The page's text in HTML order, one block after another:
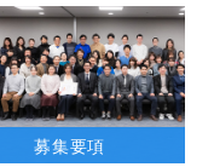
募集要項